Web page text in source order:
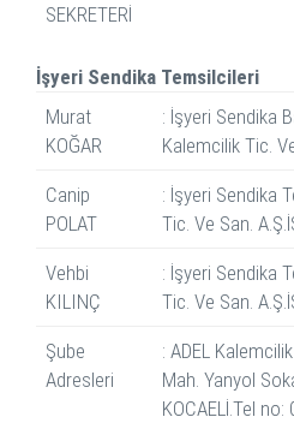
SEKRETERİ
İşyeri Sendika Temsilcileri
Murat
KOĞAR
: İşyeri Sendika
Kalemcilik Tic.
Canip
POLAT
: İşyeri Sendika
Tic. Ve San.
Vehbi
KILINÇ
: İşyeri Sendika
Tic. Ve San.
Şube
Adresleri
: ADEL
Mah. Yanyol
KOCAELİ.Tel